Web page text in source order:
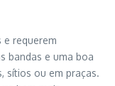
e requerem
bandas e uma boa
sítios ou em praças.